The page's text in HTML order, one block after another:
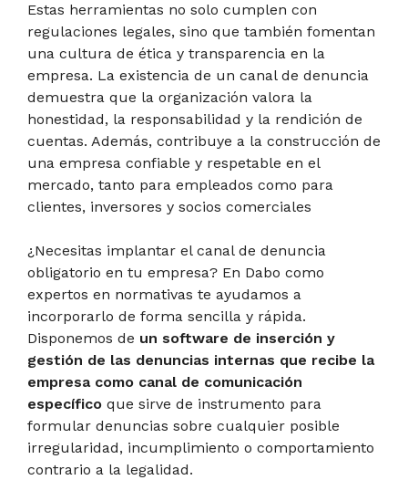
Estas herramientas no solo cumplen con
regulaciones legales, sino que también fomentan
una cultura de ética y transparencia en la
empresa. La existencia de un canal de denuncia
demuestra que la organización valora la
honestidad, la responsabilidad y la rendición de
cuentas. Además, contribuye a la construcción de
una empresa confiable y respetable en el
mercado, tanto para empleados como para
clientes, inversores y socios comerciales
¿Necesitas implantar el canal de denuncia
obligatorio en tu empresa? En Dabo como
expertos en normativas te ayudamos a
incorporarlo de forma sencilla y rápida.
Disponemos de un software de inserción y
gestión de las denuncias internas que recibe la
empresa como canal de comunicación
específico que sirve de instrumento para
formular denuncias sobre cualquier posible
irregularidad, incumplimiento o comportamiento
contrario a la legalidad.